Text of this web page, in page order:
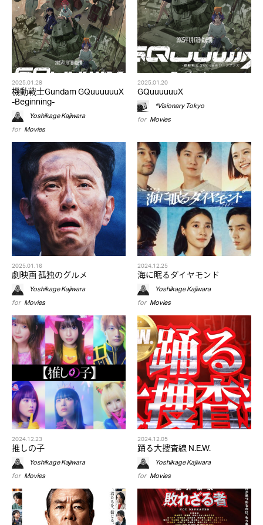
2025.01.28
機動戦士Gundam GQuuuuuuX
-Beginning-
Yoshikage Kajiwara
for Movies
2025.01.20
GQuuuuuuX
*Visionary Tokyo
for Movies
2025.01.16
劇映画 孤独のグルメ
Yoshikage Kajiwara
for Movies
2024.12.25
海に眠るダイヤモンド
Yoshikage Kajiwara
for Movies
2024.12.23
推しの子
Yoshikage Kajiwara
for Movies
2024.12.05
踊る大捜査線 N.E.W.
Yoshikage Kajiwara
for Movies